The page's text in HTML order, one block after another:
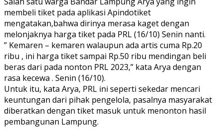
membeli tiket pada aplikasi Apindotiket
mengatakan,bahwa dirinya merasa kaget dengan
melonjaknya harga tiket pada PRL (16/10) Senin nanti.
” Kemaren – kemaren walaupun ada artis cuma Rp.20
ribu , ini harga tiket sampai Rp.50 ribu mendingan beli
beras dari pada nonton PRL 2023,” kata Arya dengan
rasa kecewa . Senin (16/10).
Untuk itu, kata Arya, PRL ini seperti sekedar mencari
keuntungan dari pihak pengelola, pasalnya masyarakat
diberatkan dengan tiket masuk untuk menonton hasil
pembangunan Lampung.